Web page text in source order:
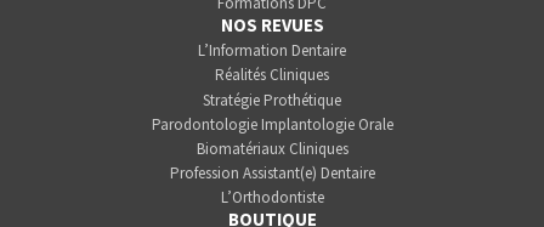
NOS REVUES
L’Information Dentaire
Réalités Cliniques
Stratégie Prothétique
Parodontologie Implantologie Orale
Biomatériaux Cliniques
Profession Assistant(e) Dentaire
L’Orthodontiste
BOUTIQUE